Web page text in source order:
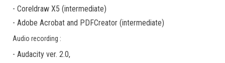
- Coreldraw X5 (intermediate)
- Adobe Acrobat and PDFCreator (intermediate)
Audio recording :
- Audacity ver. 2.0,